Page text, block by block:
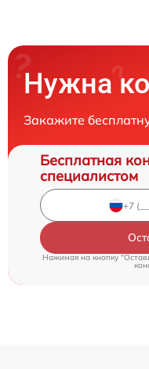
Нужна
Закажите
Бесплатная
специалистом
Нажимая на кнопку